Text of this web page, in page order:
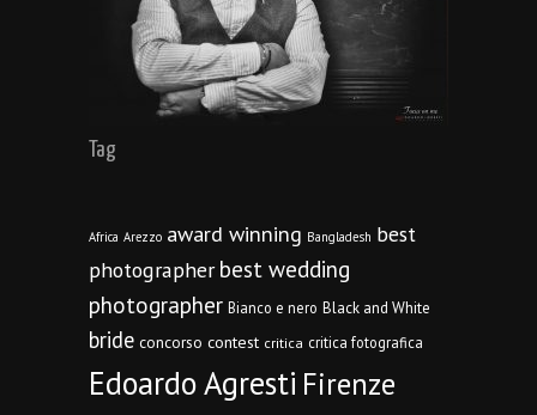
Tag
Africa Arezzo award winning Bangladesh best
photographer best wedding
photographer Bianco e nero Black and White
bride concorso contest critica critica fotografica
Edoardo Agresti Firenze